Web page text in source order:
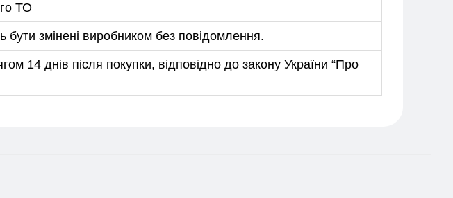
ТО
бути змінені виробником без повідомлення.
14 днів після покупки, відповідно до закону України “Про